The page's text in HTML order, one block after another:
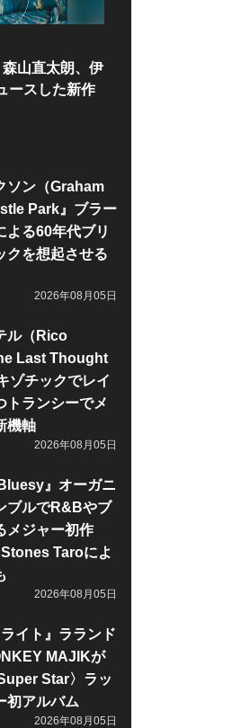
山直太朗、伊
ースした新作
ソン（Graham
Park』ブラー
よる60年代ブリ
クを想起させる
2026年08月05日
ル（Rico
Last Thought
ゾチックでレイ
トランシーでメ
機軸
2026年08月05日
』オーガニ
ブルでR&Bやブ
メジャー初作
Taroによ
2026年08月05日
イト』ラランド
MAJIKが
Star〉ラッ
初アルバム
2026年08月05日